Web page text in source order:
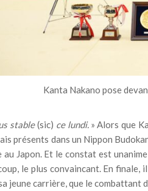
Kanta Nakano pose
stable(sic) ce lundi.» Alors que
présents dans un Nippon
au Japon. Et le constat est
le plus convaincant. En finale,
jeune carrière, que le combattant